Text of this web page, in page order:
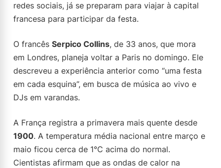
redes sociais, já se preparam para viajar à capital
francesa para participar da festa.
O francês Serpico Collins, de 33 anos, que mora
em Londres, planeja voltar a Paris no domingo. Ele
descreveu a experiência anterior como “uma festa
em cada esquina”, em busca de música ao vivo e
DJs em varandas.
A França registra a primavera mais quente desde
1900. A temperatura média nacional entre março e
maio ficou cerca de 1°C acima do normal.
Cientistas afirmam que as ondas de calor na